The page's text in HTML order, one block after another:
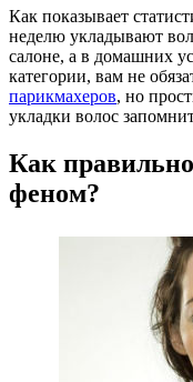
Как показывает
неделю укладывают
салоне, а в домашних
категории, вам не
парикмахеров, но
укладки волос
Как
феном?